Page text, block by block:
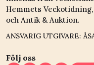
Hemmets
och Antik & Auktion.
ANSVARIG UTGIVARE:
Följ oss